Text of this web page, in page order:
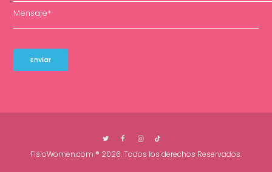
FisioWomen.com ® 2026. Todos los derechos Reservados.